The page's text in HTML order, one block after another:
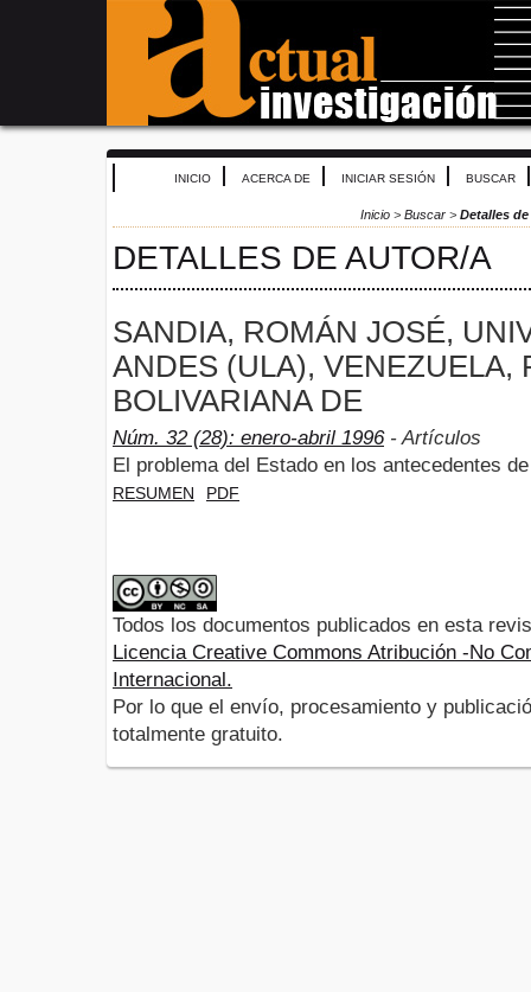
INICIO ACERCA DE INICIAR SESIÓN BUSCAR
Inicio > Buscar > Detalles
DETALLES DE AUTOR/A
SANDIA, ROMÁN JOSÉ,
ANDES (ULA), VENEZUELA,
BOLIVARIANA DE
Núm. 32 (28): enero-abril 1996- Artículos
El problema del Estado en los antecedentes
RESUMEN PDF
Todos los documentos publicados en esta
Licencia Creative Commons Atribución -No
Internacional.
Por lo que el envío, procesamiento y
totalmente gratuito.